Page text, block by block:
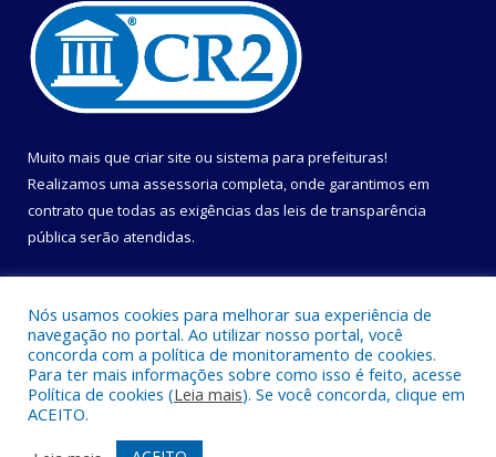
Muito mais que criar site ou sistema para prefeituras!
Realizamos uma assessoria completa, onde garantimos em
contrato que todas as exigências das leis de transparência
pública serão atendidas.
Todos os direitos reservados a Prefeitura Municipal de Uruçuca.
Nós usamos cookies para melhorar sua experiência de
navegação no portal. Ao utilizar nosso portal, você
concorda com a política de monitoramento de cookies.
Para ter mais informações sobre como isso é feito, acesse
Política de cookies (Leia mais). Se você concorda, clique em
ACEITO.